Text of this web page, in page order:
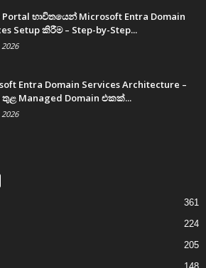
Portal භාවිතයෙන් Microsoft Entra Domain
Setup කිරීම – Step-by-Step...
Entra Domain Services Architecture –
තුළ Managed Domain එකක්...
361
224
205